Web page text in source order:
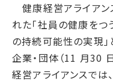
健康経営アライアン
れた「社員の健康を
の持続可能性の実現
企業・団体（11 月30
経営アライアンスでは